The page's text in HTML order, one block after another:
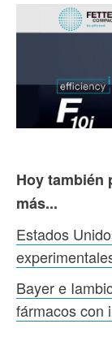
Hoy también
más...
Estados
Bayer e
fármacos con